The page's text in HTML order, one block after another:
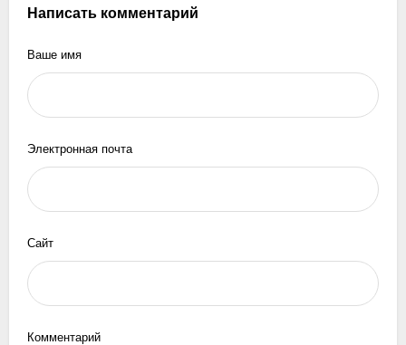
Написать комментарий
Ваше имя
Электронная почта
Сайт
Комментарий